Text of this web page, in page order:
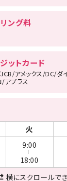
ング料
ットカード
アメックス/DC/ダ
アプラス
火
9:00
18:00
横にスクロールで